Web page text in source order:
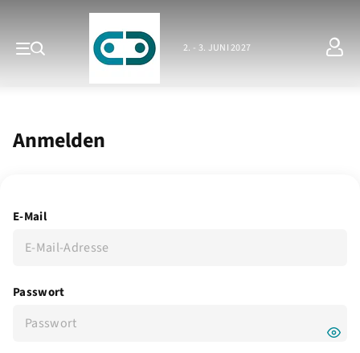
2. - 3. JUNI 2027
Anmelden
E-Mail
Passwort